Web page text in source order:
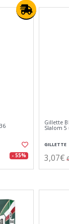
- 55%
Gillette
Slalom 5
GILLETTE
3,07€